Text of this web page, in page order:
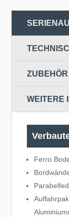
ZUBEHÖR
WEITERE
Ferro